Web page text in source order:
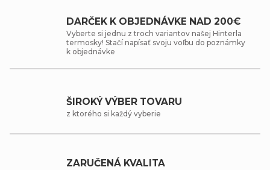
DARČEK K OBJEDNÁVKE NAD 200€
Vyberte si jednu z troch variantov našej Hinterla
termosky! Stačí napísať svoju voľbu do poznámky
k objednávke
ŠIROKÝ VÝBER TOVARU
z ktorého si každý vyberie
ZARUČENÁ KVALITA